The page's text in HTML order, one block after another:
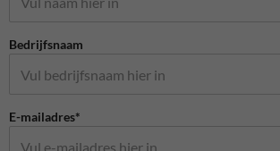
Bedrijfsnaam
E-mailadres*